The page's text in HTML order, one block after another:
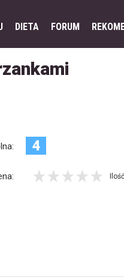
DIETA FORUM
4